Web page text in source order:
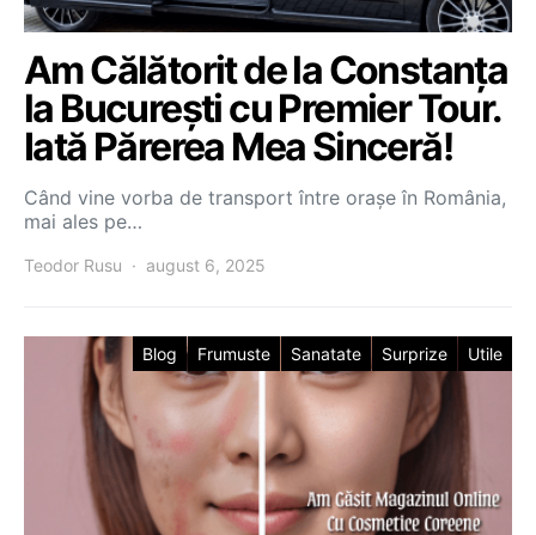
Am Călătorit de la Constanța
la București cu Premier Tour.
Iată Părerea Mea Sinceră!
Când vine vorba de transport între orașe în România,
mai ales pe…
Teodor Rusu august 6, 2025
Blog Frumuste Sanatate Surprize Utile